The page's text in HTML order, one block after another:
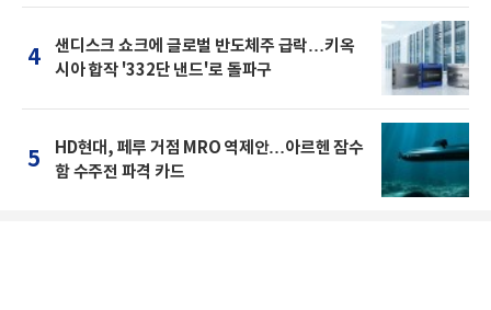
4
샌디스크 쇼크에 글로벌 반도체주 급락…키옥
시아 합작 '332단 낸드'로 돌파구
5
HD현대, 페루 거점 MRO 역제안…아르헨 잠수
함 수주전 파격 카드